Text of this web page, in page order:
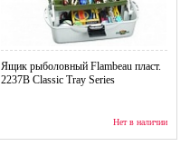
Ящик рыболовный Flambeau пласт.
2237B Classic Tray Series
Нет в наличии